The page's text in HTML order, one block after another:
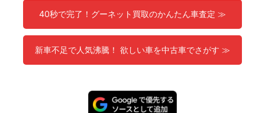
40秒で完了！グーネット買取のかんたん車査定 ≫
新車不足で人気沸騰！ 欲しい車を中古車でさがす ≫